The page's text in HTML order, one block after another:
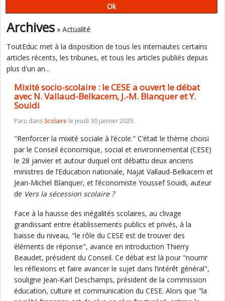
Archives » Actualité
ToutEduc met à la disposition de tous les internautes certains
articles récents, les tribunes, et tous les articles publiés depuis
plus d'un an...
Mixité socio-scolaire : le CESE a ouvert le débat
avec N. Vallaud-Belkacem, J.-M. Blanquer et Y.
Souidi
Paru dans Scolaire le jeudi 30 janvier 2025.
"Renforcer la mixité sociale à l’école." C’était le thème choisi
par le Conseil économique, social et environnemental (CESE)
le 28 janvier et autour duquel ont débattu deux anciens
ministres de l’Education nationale, Najat Vallaud-Belkacem et
Jean-Michel Blanquer, et l’économiste Youssef Souidi, auteur
de Vers la sécession scolaire ?
Face à la hausse des inégalités scolaires, au clivage
grandissant entre établissements publics et privés, à la
baisse du niveau, "le rôle du CESE est de trouver des
éléments de réponse", avance en introduction Thierry
Beaudet, président du Conseil. Ce débat est là pour "nourrir
les réflexions et faire avancer le sujet dans l’intérêt général",
souligne Jean-Karl Deschamps, président de la commission
éducation, culture et communication du CESE. Alors que "la